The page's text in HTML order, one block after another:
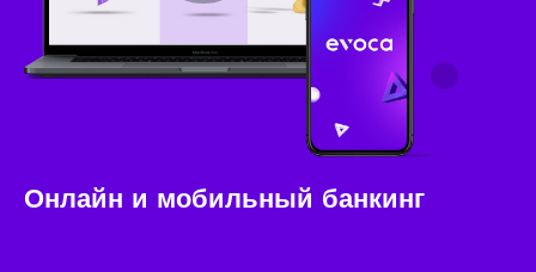
Онлайн и мобильный банкинг